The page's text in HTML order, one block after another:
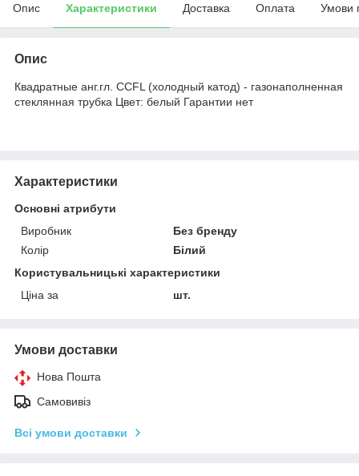
Опис Характеристики Доставка Оплата Умови
Опис
Квадратные анг.гл. CCFL (холодный катод) - газонаполненная
стеклянная трубка Цвет: белый Гарантии нет
Характеристики
Основні атрибути
Виробник
Без бренду
Колір
Білий
Користувальницькі характеристики
Ціна за
шт.
Умови доставки
Нова Пошта
Самовивіз
Всі умови доставки